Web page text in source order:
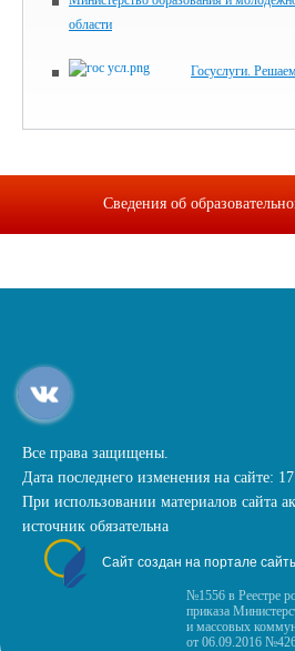
области
Госуслуги.
Сведения об
Все права защищены.
Дата последнего изменения на сайте:
При использовании материалов сайта
источник обязательна
Сайт создан на портале
№1556 в Реестре
приказа
и массовых
от 06.09.2016